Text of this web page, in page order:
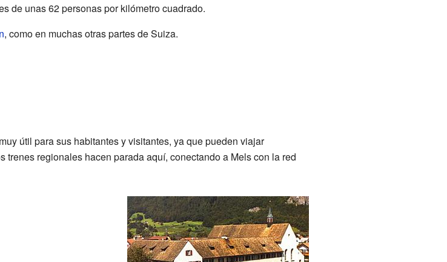
de unas 62 personas por kilómetro cuadrado.
, como en muchas otras partes de Suiza.
útil para sus habitantes y visitantes, ya que pueden viajar
regionales hacen parada aquí, conectando a Mels con la red